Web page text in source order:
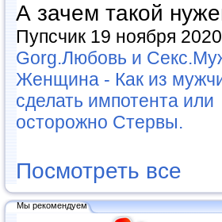
А зачем такой
Пупсчик 19 ноября
Gorg.Любовь и
Женщина - Как из
сделать импотента или
осторожно Стервы.
Посмотреть все
Мы рекомендуем